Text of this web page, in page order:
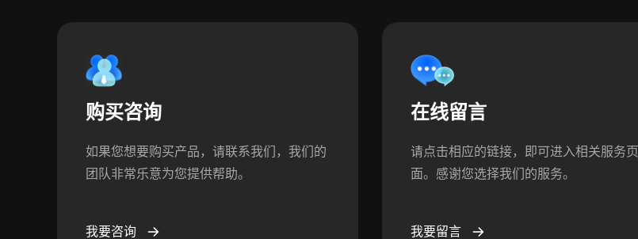
购买咨询
如果您想要购买产品，请联系我们，我们的
团队非常乐意为您提供帮助。
我要咨询
在线留言
请点击相应的链接，即可进入相关服务页
面。感谢您选择我们的服务。
我要留言